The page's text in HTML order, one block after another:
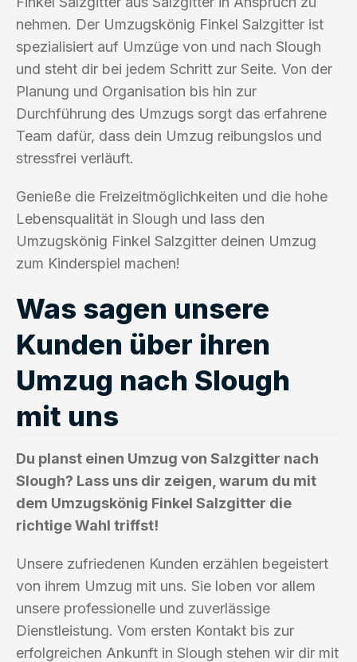
nehmen. Der Umzugskönig Finkel Salzgitter ist
spezialisiert auf Umzüge von und nach Slough
und steht dir bei jedem Schritt zur Seite. Von der
Planung und Organisation bis hin zur
Durchführung des Umzugs sorgt das erfahrene
Team dafür, dass dein Umzug reibungslos und
stressfrei verläuft.
Genieße die Freizeitmöglichkeiten und die hohe
Lebensqualität in Slough und lass den
Umzugskönig Finkel Salzgitter deinen Umzug
zum Kinderspiel machen!
Was sagen unsere
Kunden über ihren
Umzug nach Slough
mit uns
Du planst einen Umzug von Salzgitter nach
Slough? Lass uns dir zeigen, warum du mit
dem Umzugskönig Finkel Salzgitter die
richtige Wahl triffst!
Unsere zufriedenen Kunden erzählen begeistert
von ihrem Umzug mit uns. Sie loben vor allem
unsere professionelle und zuverlässige
Dienstleistung. Vom ersten Kontakt bis zur
erfolgreichen Ankunft in Slough stehen wir dir mit